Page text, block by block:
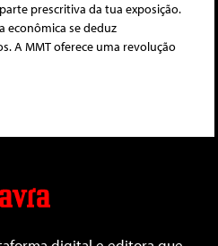
prescritiva da tua exposição.
econômica se deduz
A MMT oferece uma revolução